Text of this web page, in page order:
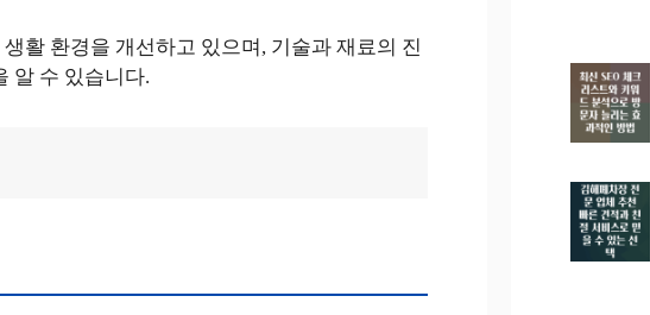
활 환경을 개선하고 있으며, 기술과 재료의 진
알 수 있습니다.